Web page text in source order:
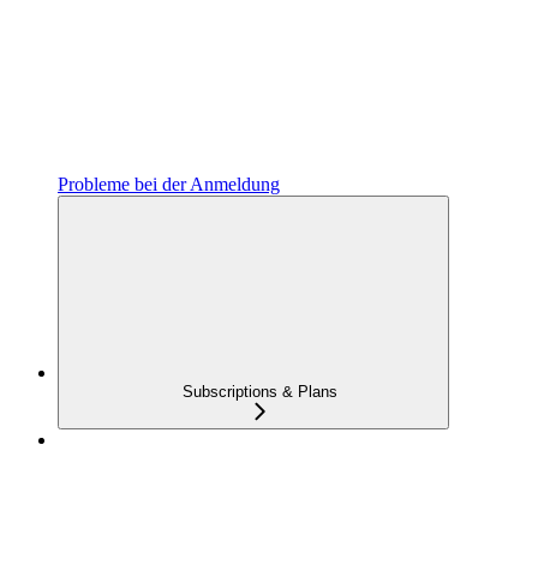
Probleme bei der Anmeldung
Subscriptions & Plans